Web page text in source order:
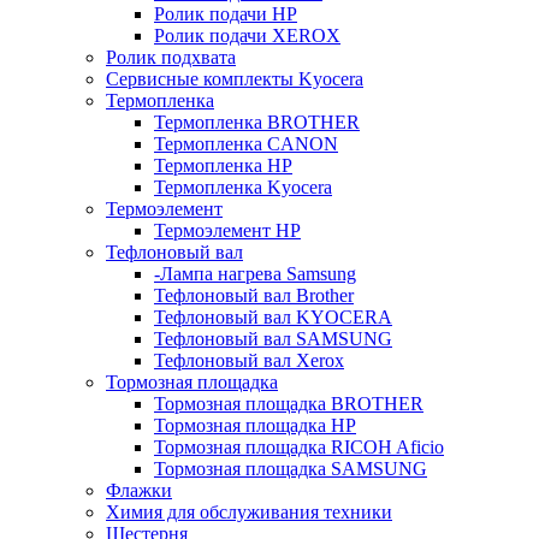
Ролик подачи HP
Ролик подачи XEROX
Ролик подхвата
Сервисные комплекты Kyocera
Термопленка
Термопленка BROTHER
Термопленка CANON
Термопленка HP
Термопленка Kyocera
Термоэлемент
Термоэлемент НР
Тефлоновый вал
-Лампа нагрева Samsung
Тефлоновый вал Brother
Тефлоновый вал KYOCERA
Тефлоновый вал SAMSUNG
Тефлоновый вал Xerox
Тормозная площадка
Тормозная площадка BROTHER
Тормозная площадка HP
Тормозная площадка RICOH Aficio
Тормозная площадка SAMSUNG
Флажки
Химия для обслуживания техники
Шестерня